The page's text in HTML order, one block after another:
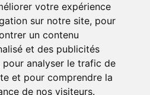
votre expérience
sur notre site, pour
un contenu
et des publicités
pour analyser le trafic de
et pour comprendre la
de nos visiteurs.
Retrait / Livraison
Retrait à la pharmacie en Click
Livraison cyclo-urbaines à Liège
avec :